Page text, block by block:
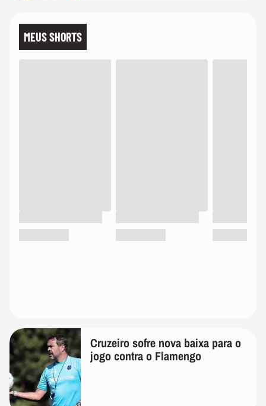
MEUS SHORTS
Cruzeiro sofre nova baixa para o
jogo contra o Flamengo